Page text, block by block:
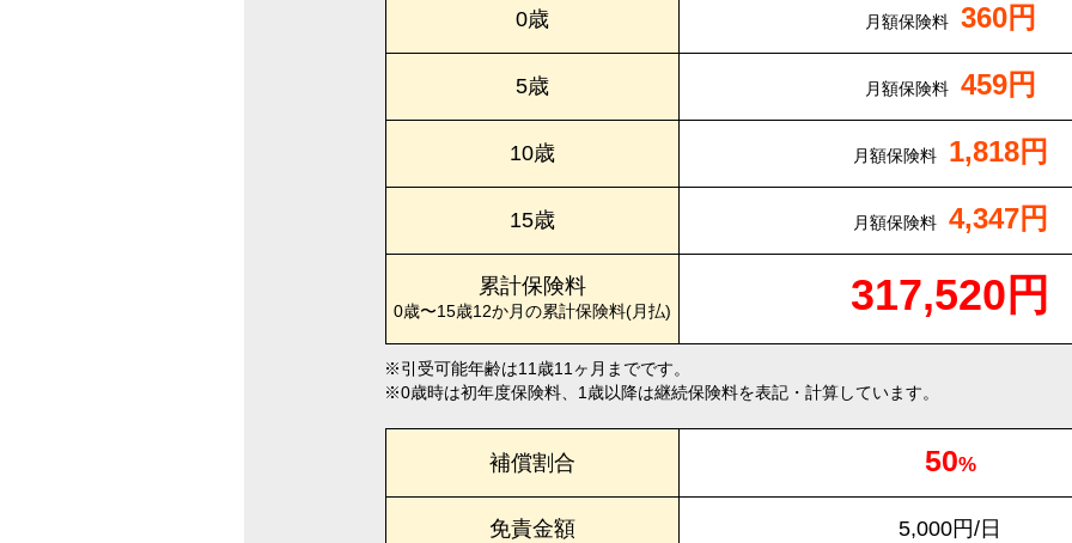
0歳 月額保険料 360円
5歳 月額保険料 459円
10歳 月額保険料 1,818円
15歳 月額保険料 4,347円
累計保険料
0歳〜15歳12か月 の累計保険料(月払) 317,520円
引受可能年齢は11歳11ヶ月までです。
0歳時は初年度保険料、1歳以降は継続保険料を表記・計算しています。
補償割合 50%
免責金額 5,000円/日